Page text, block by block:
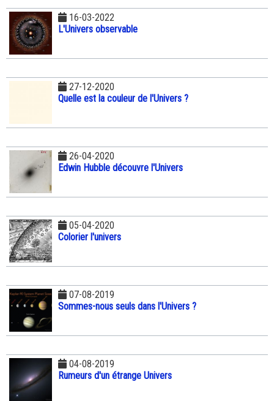
16-03-2022
L'Univers observable
27-12-2020
Quelle est la couleur de l'Univers ?
26-04-2020
Edwin Hubble découvre l'Univers
05-04-2020
Colorier l'univers
07-08-2019
Sommes-nous seuls dans l'Univers ?
04-08-2019
Rumeurs d'un étrange Univers